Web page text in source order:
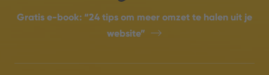
Gratis e-book: “24 tips om meer omzet te halen uit je
website”